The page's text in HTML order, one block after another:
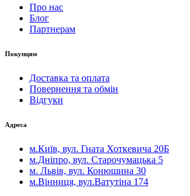
Про нас
Блог
Партнерам
Покупцям
Доставка та оплата
Повернення та обмін
Відгуки
Адреса
м.Київ, вул. Гната Хоткевича 20Б
м.Дніпро, вул. Старочумацька 5
м. Львів, вул. Конюшина 30
м.Вінниця, вул.Ватутіна 174